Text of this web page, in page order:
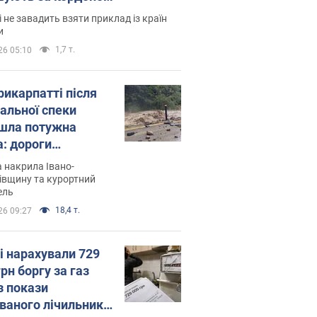
не завадить взяти приклад із країн
05:10 1,7 т.
після
спеки
потужна
дороги
на
Відео
накрила Івано-
та курортний
09:27 18,4 т.
нарахували 729
боргу за газ
покази
лічильника: